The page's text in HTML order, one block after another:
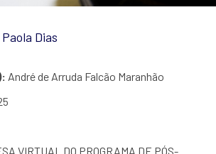
Paola Dias
André de Arruda Falcão Maranhão
VIRTUAL DO PROGRAMA DE PÓS-